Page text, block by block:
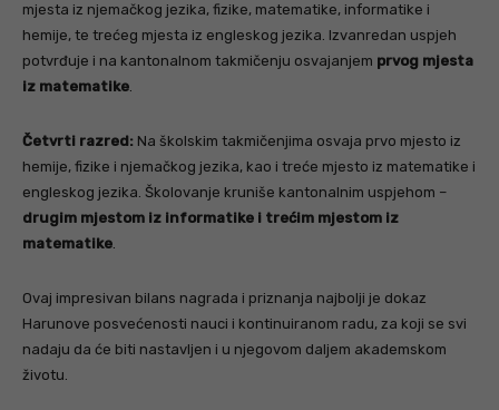
mjesta iz njemačkog jezika, fizike, matematike, informatike i
hemije, te trećeg mjesta iz engleskog jezika. Izvanredan uspjeh
potvrđuje i na kantonalnom takmičenju osvajanjem prvog mjesta
iz matematike.
Četvrti razred: Na školskim takmičenjima osvaja prvo mjesto iz
hemije, fizike i njemačkog jezika, kao i treće mjesto iz matematike i
engleskog jezika. Školovanje kruniše kantonalnim uspjehom –
drugim mjestom iz informatike i trećim mjestom iz
matematike.
Ovaj impresivan bilans nagrada i priznanja najbolji je dokaz
Harunove posvećenosti nauci i kontinuiranom radu, za koji se svi
nadaju da će biti nastavljen i u njegovom daljem akademskom
životu.